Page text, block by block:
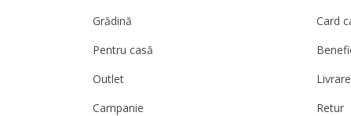
Grădină
Pentru casă
Outlet
Campanie
Card
Livrare
Retur